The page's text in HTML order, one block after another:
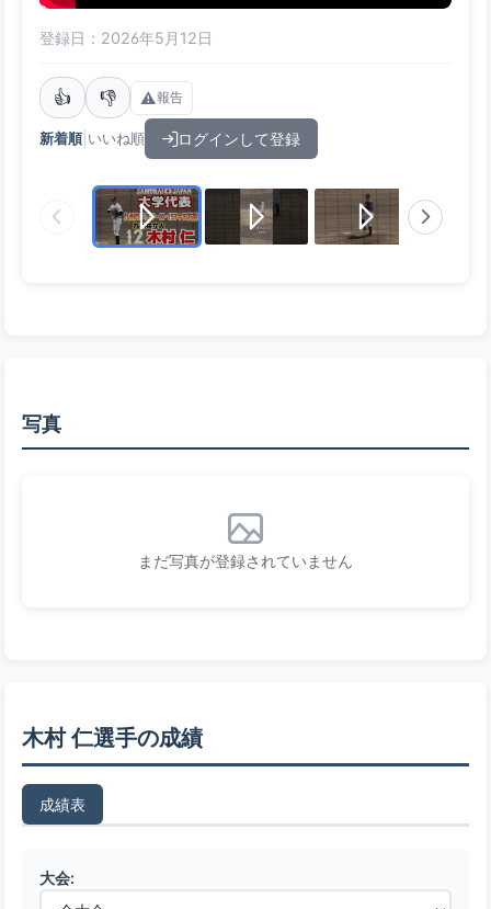
登録日：2026年5月12日
👍 👎 ⚠️報告
新着順| いいね順 ログインして登録
写真
まだ写真が登録されていません
木村 仁選手の成績
成績表
大会: